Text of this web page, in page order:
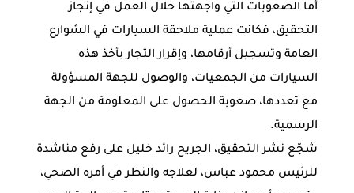
أما الصعوبات التي واجهتها خلال العمل في إنجاز
التحقيق، فكانت عملية ملاحقة السيارات في الشوارع
العامة وتسجيل أرقامها، وإقرار التجار بأخذ هذه
السيارات من الجمعيات، والوصول للجهة المسؤولة
مع تعددها، صعوبة الحصول على المعلومة من الجهة
الرسمية.
شجّع نشر التحقيق، الجريح رائد خليل على رفع مناشدة
للرئيس محمود عباس، لعلاجه والنظر في أمره الصحي،